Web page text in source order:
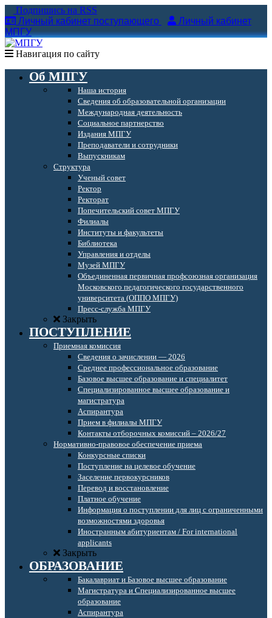
Подпишись на RSS
Личный кабинет поступающего
Личный кабинет
МПГУ
Навигация по сайту
Об МПГУ
Наша история
Сведения об образовательной организации
Международная деятельность
Социальное партнерство
Издания МПГУ
Преподаватели и сотрудники
Выпускникам
Структура
Ученый совет
Ректор
Ректорат
Попечительский совет МПГУ
Филиалы
Институты и факультеты
Библиотека
Управления и отделы
Музей МПГУ
Объединенная первичная профсоюзная организация
Московского педагогического государственного
университета (ОППО МПГУ)
Пресс-служба МПГУ
Закрыть
ПОСТУПЛЕНИЕ
Приемная комиссия
Сведения о зачислении — 2026
Среднее профессиональное образование
Базовое высшее образование и специалитет
Специализированное высшее образование и
магистратура
Аспирантура
Прием в филиалы МПГУ
Контакты отборочных комиссий – 2026/27
Нормативно-правовое обеспечение приема
Конкурсные списки
Поступление на целевое обучение
Заселение первокурсников
Перевод и восстановление
Платное обучение
Информация о поступлении для лиц с ограниченными
возможностями здоровья
Иностранным абитуриентам / For international
applicants
Закрыть
ОБРАЗОВАНИЕ
Бакалавриат и Базовое высшее образование
Магистратура и Специализированное высшее
образование
Аспирантура